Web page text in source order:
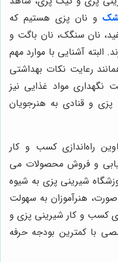
و نان پزی هستیم که
نان سنگک، نان باگت و
البته آشنایی با موارد مهم
رعایت نکات بهداشتی
نگهداری مواد غذایی نیز
پزی و قنادی به هنرجویان
راه‌اندازی کسب و کار
و فروش محصولات می
شیرینی پزی به شیوه
هنرآموزان به سهولت
کسب و کار شیرینی پزی و
با کمترین بودجه حرفه